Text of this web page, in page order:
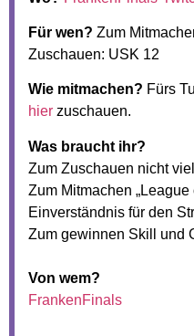
Für wen? Zum
Zuschauen: USK 12
Wie mitmachen? Fürs
hier zuschauen.
Was braucht ihr?
Zum Zuschauen nicht
Zum Mitmachen
Einverständnis für den
Zum gewinnen Skill und
Von wem?
FrankenFinals